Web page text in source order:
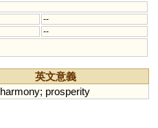
--
--
英文意義
harmony; prosperity